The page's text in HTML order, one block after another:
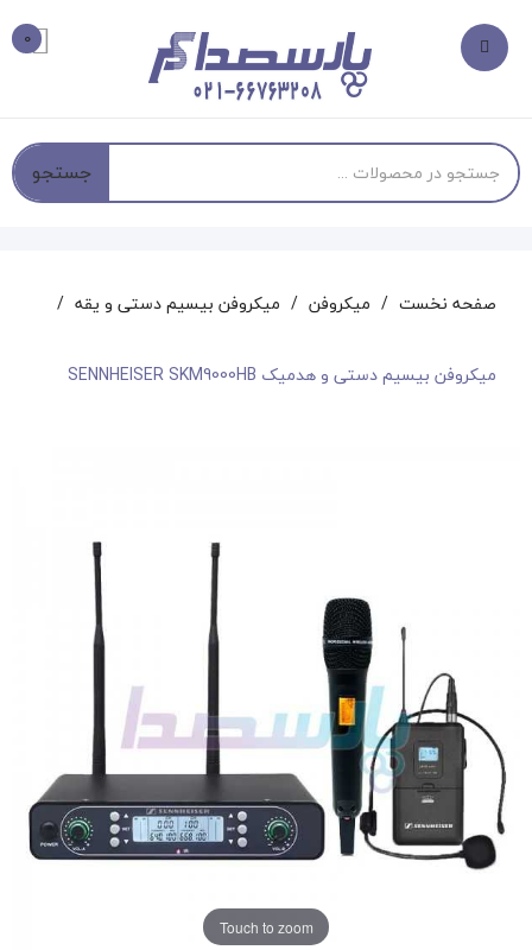
0
جستجو
صفحه نخست میکروفن میکروفن بیسیم دستی و یقه
میکروفن بیسیم دستی و هدمیک SENNHEISER SKM9000HB
Touch to zoom